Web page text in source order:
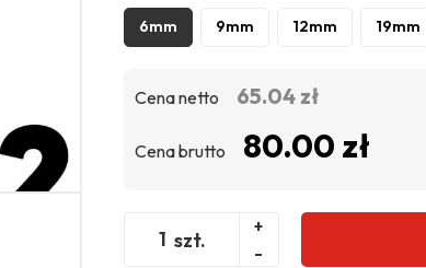
6mm 9mm 12mm 19mm
Cena netto 65.04 zł
Cena brutto 80.00 zł
szt.
+
-